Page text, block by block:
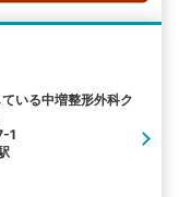
いる中増整形外科ク
1